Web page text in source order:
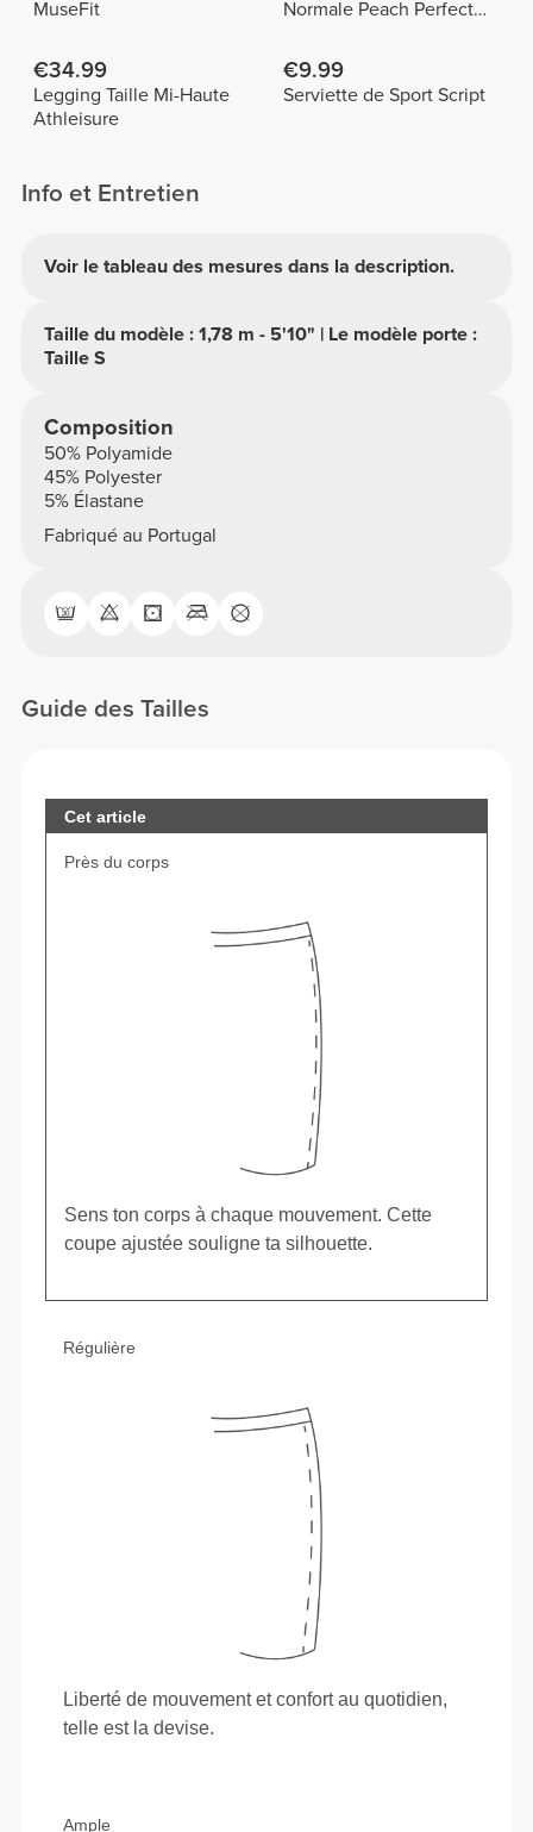
MuseFit
Normale Peach Perfect
€34.99
Legging Taille Mi-Haute
Athleisure
€9.99
Serviette de Sport Script
Info et Entretien
Voir le tableau des mesures dans la description.
Taille du modèle : 1,78 m - 5'10" | Le modèle porte :
Taille S
Composition
50% Polyamide
45% Polyester
5% Élastane
Fabriqué au Portugal
Guide des Tailles
Cet article
Près du corps
Sens ton corps à chaque mouvement. Cette
coupe ajustée souligne ta silhouette.
Régulière
Liberté de mouvement et confort au quotidien,
telle est la devise.
Ample